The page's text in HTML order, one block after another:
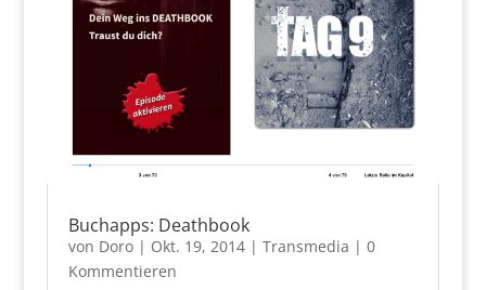
Buchapps: Deathbook
von Doro| Okt. 19, 2014| Transmedia | 0
Kommentieren